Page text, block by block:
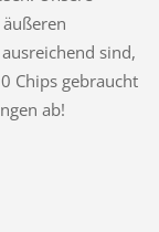
sind,
Chips gebraucht
ab!